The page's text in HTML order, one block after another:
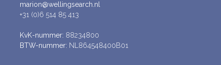
marion@wellingsearch.nl
+31 (0)6 514 85 413
KvK-nummer: 88234800
BTW-nummer: NL864548400B01